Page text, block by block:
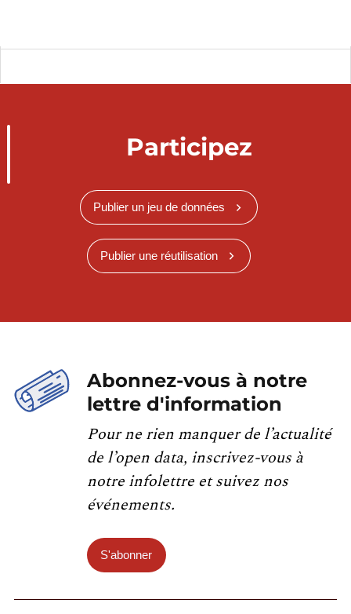
Participez
Publier un jeu de données
Publier une réutilisation
Abonnez-vous à notre
lettre d'information
Pour ne rien manquer de l’actualité
de l’open data, inscrivez-vous à
notre infolettre et suivez nos
événements.
S'abonner